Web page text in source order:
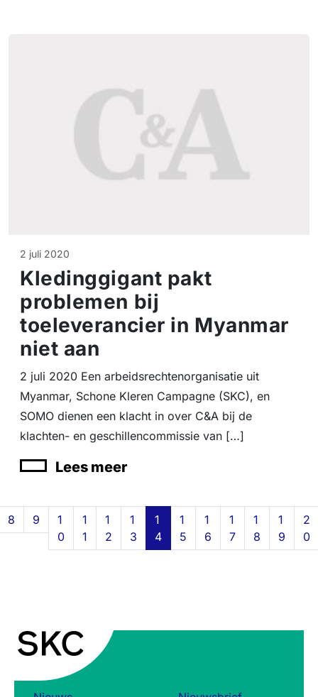
2 juli 2020
Kledinggigant pakt
problemen bij
toeleverancier in Myanmar
niet aan
2 juli 2020 Een arbeidsrechtenorganisatie uit
Myanmar, Schone Kleren Campagne (SKC), en
SOMO dienen een klacht in over C&A bij de
klachten- en geschillencommissie van […]
Lees meer
Page navigation
Page
8 Page
9 Page
1
0
Page
1
1
Page
1
2
Page
1
3
Current Page
1
4
Page
1
5
Page
1
6
Page
1
7
Page
1
8
Page
1
9
2
0